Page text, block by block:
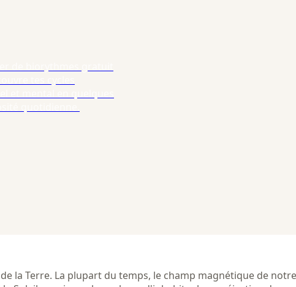
la Terre. La plupart du temps, le champ magnétique de